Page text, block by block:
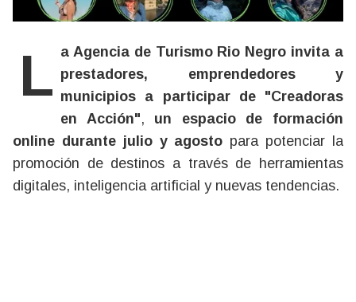
La Agencia de Turismo Rio Negro invita a prestadores, emprendedores y
municipios a participar de "Creadoras
en Acción", un espacio de formación
online durante julio y agosto para potenciar la
promoción de destinos a través de herramientas
digitales, inteligencia artificial y nuevas tendencias.